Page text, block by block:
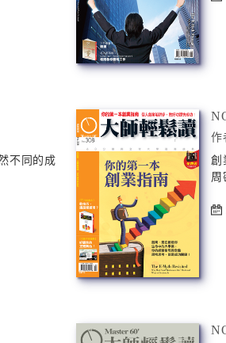
不同的成
作
創
周